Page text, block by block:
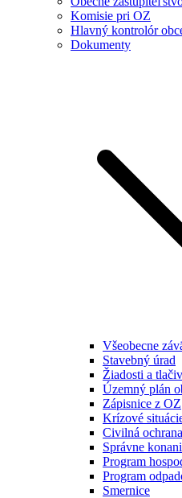
Komisie pri OZ
Hlavný kontrolór
Dokumenty
Všeobecne
Stavebný úrad
Žiadosti a
Územný plán
Zápisnice z OZ
Krízové
Civilná ochrana
Správne
Program
Program
Smernice